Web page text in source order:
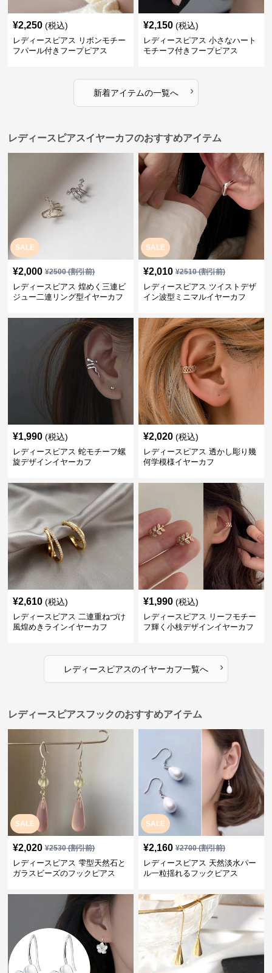
¥2,250 (税込)
レディースピアス リボンモチー
フパール付きフープピアス
¥2,150 (税込)
レディースピアス 小さなハート
モチーフ付きフープピアス
新着アイテムの一覧へ ›
レディースピアスイヤーカフのおすすめアイテム
SALE
¥2,000 ¥2500(割引前)
レディースピアス 煌めく三連ビ
ジュー二連リング型イヤーカフ
SALE
¥2,010 ¥2510(割引前)
レディースピアス ツイストデザ
イン波型ミニマルイヤーカフ
¥1,990 (税込)
レディースピアス 蛇モチーフ螺
旋デザインイヤーカフ
¥2,020 (税込)
レディースピアス 透かし彫り幾
何学模様イヤーカフ
¥2,610 (税込)
レディースピアス 二連重ねづけ
風煌めきラインイヤーカフ
¥1,990 (税込)
レディースピアス リーフモチー
フ輝く小枝デザインイヤーカフ
レディースピアスのイヤーカフ一覧へ ›
レディースピアスフックのおすすめアイテム
SALE
¥2,020 ¥2530(割引前)
レディースピアス 雫型天然石と
ガラスビーズのフックピアス
SALE
¥2,160 ¥2700(割引前)
レディースピアス 天然淡水パー
ル一粒揺れるフックピアス